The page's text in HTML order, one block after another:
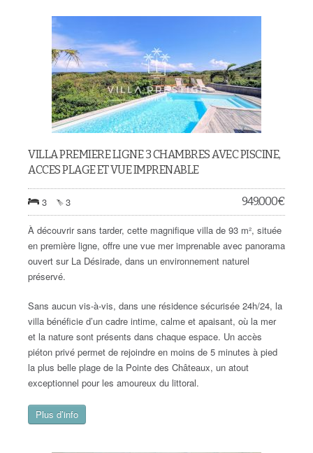
VILLA PREMIERE LIGNE 3 CHAMBRES AVEC PISCINE,
ACCES PLAGE ET VUE IMPRENABLE
3 3 949.000€
À découvrir sans tarder, cette magnifique villa de 93 m², située
en première ligne, offre une vue mer imprenable avec panorama
ouvert sur La Désirade, dans un environnement naturel
préservé.
Sans aucun vis-à-vis, dans une résidence sécurisée 24h/24, la
villa bénéficie d’un cadre intime, calme et apaisant, où la mer
et la nature sont présents dans chaque espace. Un accès
piéton privé permet de rejoindre en moins de 5 minutes à pied
la plus belle plage de la Pointe des Châteaux, un atout
exceptionnel pour les amoureux du littoral.
Plus d’info